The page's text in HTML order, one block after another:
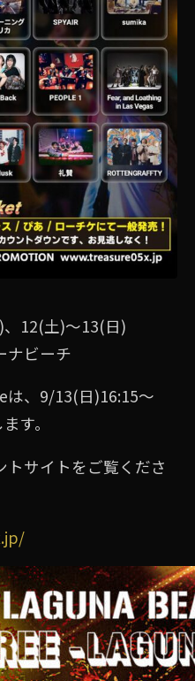
12(土)〜13(日)
ナビーチ
は、9/13(日)16:15〜
す。
サイトをご覧くださ